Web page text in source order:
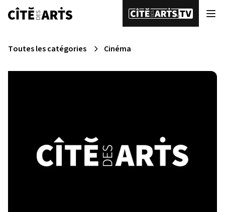
Toutes les catégories Cinéma